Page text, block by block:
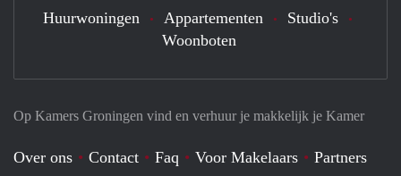
Op Kamers Groningen vind en verhuur je makkelijk je Kamer
Over ons Contact Faq Voor Makelaars Partners
Huurwoningen Appartementen
Studio's
Woonboten